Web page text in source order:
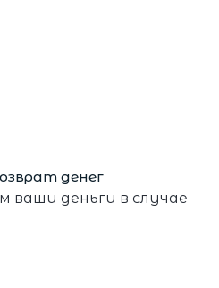
денег
ваши деньги в случае